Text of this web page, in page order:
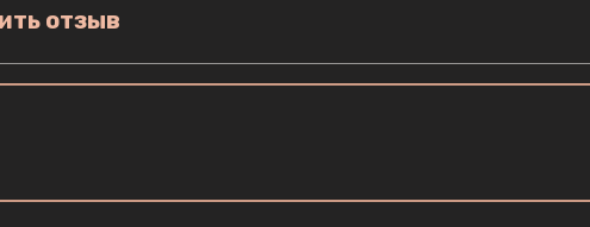
отзыв